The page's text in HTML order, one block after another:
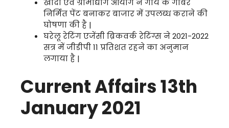
खादी एवं ग्रामोद्योग आयोग ने गाय के गोबर
निर्मित पेंट बनाकर बाजार में उपलब्ध कराने की
घोषणा की है |
घरेलू रेटिंग एजेंसी ब्रिकवर्क रेटिंग्स ने 2021-2022
सत्र में जीडीपी 11 प्रतिशत रहने का अनुमान
लगाया है |
Current Affairs 13th
January 2021